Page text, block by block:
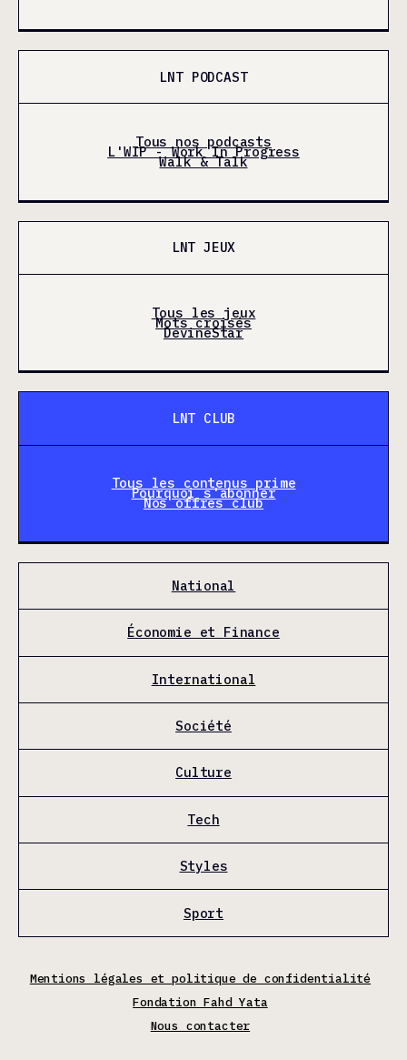
LNT PODCAST
Tous nos podcasts
L'WIP - Work In Progress
Walk & Talk
LNT JEUX
Tous les jeux
Mots croisés
DevineStar
LNT CLUB
Tous les contenus prime
Pourquoi s'abonner
Nos offres club
National
Économie et Finance
International
Société
Culture
Tech
Styles
Sport
Mentions légales et politique de confidentialité
Fondation Fahd Yata
Nous contacter